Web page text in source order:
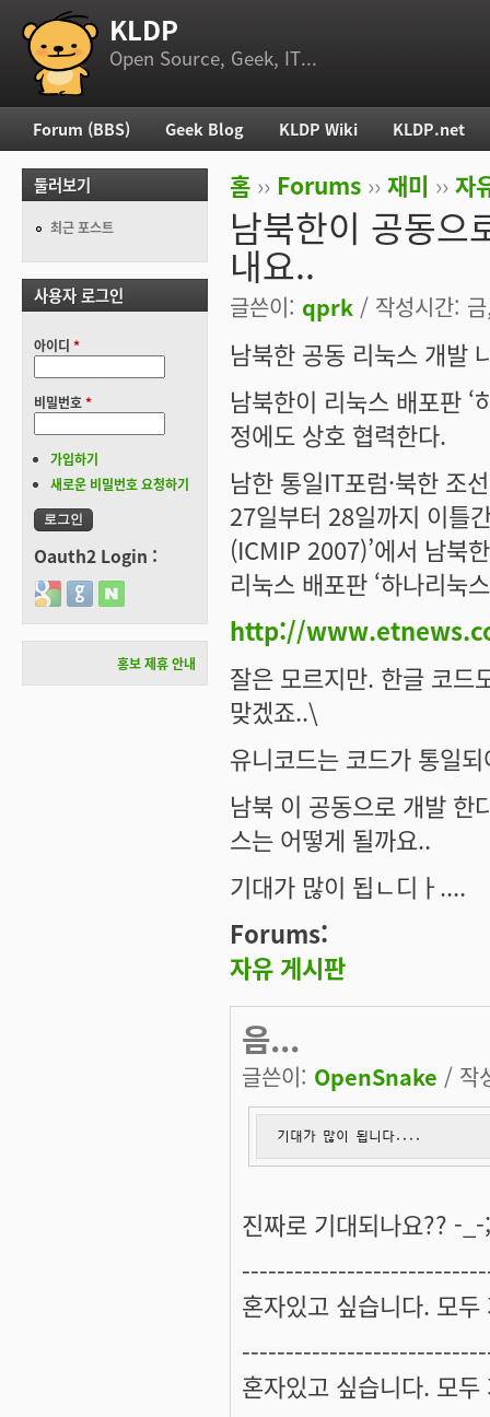
부 메뉴 KLDP
Open Source, Geek, IT...
현재 위치
홈 ›› Forums ›› 재미 ›› 자
남북한이 공동으
내요..
글쓴이: qprk / 작성시간:
남북한 공동 리눅스 개발
남북한이 리눅스 배포판
정에도 상호 협력한다.
남한 통일IT포럼·북한 조
27일부터 28일까지 이틀
(ICMIP 2007)’에서 남북
리눅스 배포판 ‘하나리눅
http://
잘은 모르지만. 한글 코드
맞겠죠..\
유니코드는 코드가 통일
남북 이 공동으로 개발 한
스는 어떻게 될까요..
기대가 많이 됩ㄴ디ㅏ....
Forums:
자유 게시판
음...
글쓴이: OpenSnake / 작
기대가 많이 됩니다....
진짜로 기대되나요?? -
혼자있고 싶습니다. 모
혼자있고 싶습니다. 모
주 메뉴
Forum (BBS) Geek Blog KLDP Wiki KLDP.net
둘러보기
최근 포스트
사용자 로그인
아이디 *
비밀번호*
가입하기
새로운 비밀번호 요청하기
Oauth2 Login :
Login with Google
Login with GitHub
Login with Naver
홍보 제휴 안내